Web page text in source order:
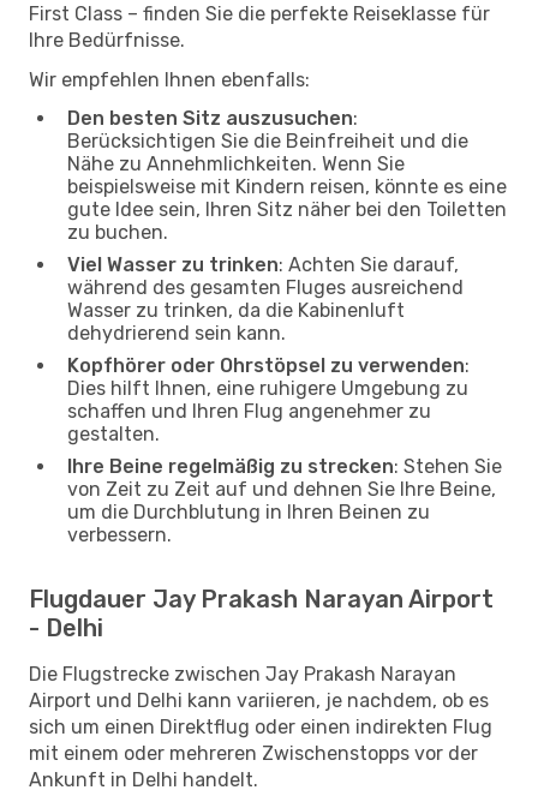
First Class – finden Sie die perfekte Reiseklasse für
Ihre Bedürfnisse.
Wir empfehlen Ihnen ebenfalls:
Den besten Sitz auszusuchen:
Berücksichtigen Sie die Beinfreiheit und die
Nähe zu Annehmlichkeiten. Wenn Sie
beispielsweise mit Kindern reisen, könnte es eine
gute Idee sein, Ihren Sitz näher bei den Toiletten
zu buchen.
Viel Wasser zu trinken: Achten Sie darauf,
während des gesamten Fluges ausreichend
Wasser zu trinken, da die Kabinenluft
dehydrierend sein kann.
Kopfhörer oder Ohrstöpsel zu verwenden:
Dies hilft Ihnen, eine ruhigere Umgebung zu
schaffen und Ihren Flug angenehmer zu
gestalten.
Ihre Beine regelmäßig zu strecken: Stehen Sie
von Zeit zu Zeit auf und dehnen Sie Ihre Beine,
um die Durchblutung in Ihren Beinen zu
verbessern.
Flugdauer Jay Prakash Narayan Airport
- Delhi
Die Flugstrecke zwischen Jay Prakash Narayan
Airport und Delhi kann variieren, je nachdem, ob es
sich um einen Direktflug oder einen indirekten Flug
mit einem oder mehreren Zwischenstopps vor der
Ankunft in Delhi handelt.